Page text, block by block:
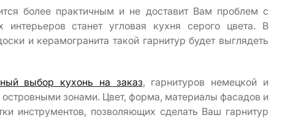
более практичным и не доставит Вам проблем с
станет угловая кухня серого цвета. В
и керамогранита такой гарнитур будет выглядеть
выбор кухонь на заказ, гарнитуров немецкой и
зонами. Цвет, форма, материалы фасадов и
инструментов, позволяющих сделать Ваш гарнитур